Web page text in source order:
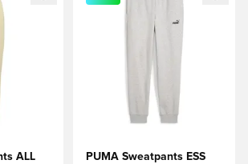
ALL
PUMA Sweatpants ESS